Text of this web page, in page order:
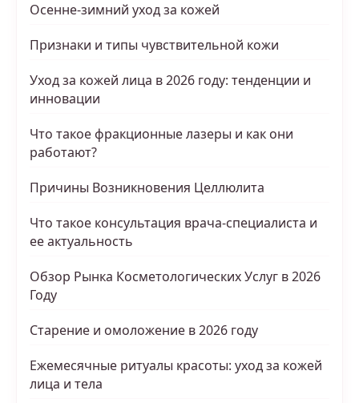
Осенне-зимний уход за кожей
Признаки и типы чувствительной кожи
Уход за кожей лица в 2026 году: тенденции и
инновации
Что такое фракционные лазеры и как они
работают?
Причины Возникновения Целлюлита
Что такое консультация врача-специалиста и
ее актуальность
Обзор Рынка Косметологических Услуг в 2026
Году
Старение и омоложение в 2026 году
Ежемесячные ритуалы красоты: уход за кожей
лица и тела